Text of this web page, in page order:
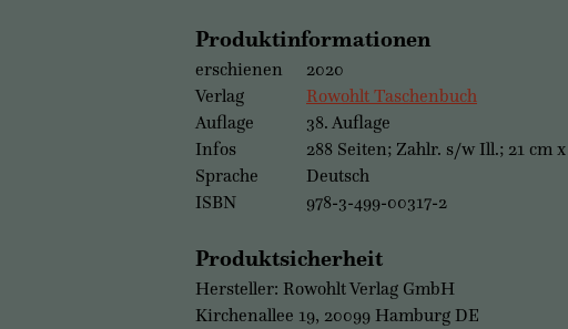
Produktinformationen
erschienen
2020
Verlag
Rowohlt Taschenbuch
Auflage
38. Auflage
Infos
288 Seiten; Zahlr. s/w Ill.; 21 cm
Sprache
Deutsch
ISBN
978-3-499-00317-2
Produktsicherheit
Hersteller: Rowohlt Verlag GmbH
Kirchenallee 19, 20099 Hamburg DE